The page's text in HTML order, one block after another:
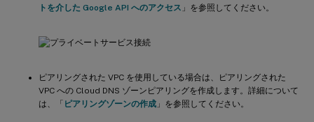
トを介した Google API へのアクセス 」を参照してください。
ピアリングされた VPC を使用している場合は、ピアリングされた
VPC への Cloud DNS ゾーンピアリングを作成します。詳細について
は、「 ピアリングゾーンの作成 」を参照してください。